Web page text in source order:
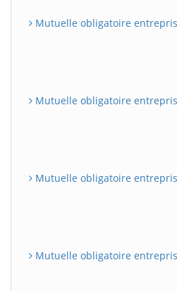
Mutuelle obligatoire
Mutuelle obligatoire
Mutuelle obligatoire
Mutuelle obligatoire